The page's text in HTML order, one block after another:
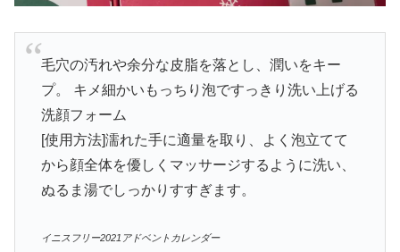
毛穴の汚れや余分な皮脂を落とし、潤いをキー
プ。 キメ細かいもっちり泡ですっきり洗い上げる
洗顔フォーム
[使用方法]濡れた手に適量を取り、よく泡立てて
から顔全体を優しくマッサージするように洗い、
ぬるま湯でしっかりすすぎます。
イニスフリー2021アドベントカレンダー